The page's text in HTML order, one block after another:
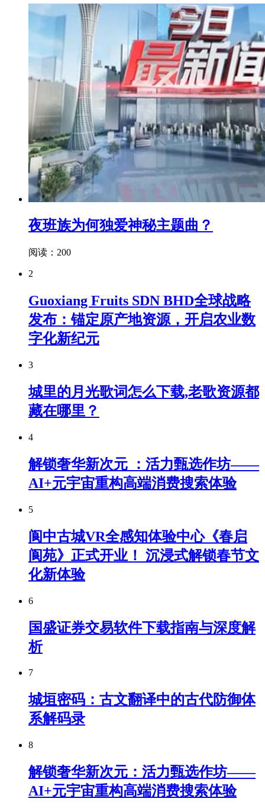
夜班族为何独爱神秘主题曲？
阅读：200
2
Guoxiang Fruits SDN BHD全球战略
发布：锚定原产地资源，开启农业数
字化新纪元
3
城里的月光歌词怎么下载,老歌资源都
藏在哪里？
4
解锁奢华新次元 ：活力甄选作坊——
AI+元宇宙重构高端消费搜索体验
5
阆中古城VR全感知体验中心《春启
阆苑》正式开业！ 沉浸式解锁春节文
化新体验
6
国盛证券交易软件下载指南与深度解
析
7
城垣密码：古文翻译中的古代防御体
系解码录
8
解锁奢华新次元：活力甄选作坊——
AI+元宇宙重构高端消费搜索体验